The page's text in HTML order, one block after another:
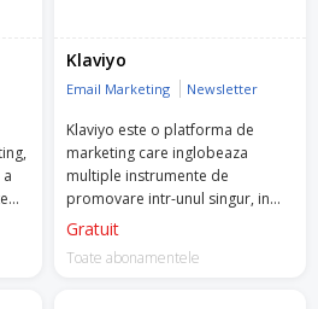
pop-up-uri, SMS-uri și notificări
push cu performanțe superioare
- rate de conversie cu până la
15% mai bune.
Menționează codul WELCOME500
echipei Retargeting pentru a te
bucura de 1 lună de Premium
Account Management (PAM)
gratuit. Acesta include asistență
Klaviyo
Email Marketing Newsletter
Klaviyo este o platforma de
marketing care inglobeaza
multiple instrumente de
promovare intr-unul singur, in
special email, recomandari
Gratuit
Toate abonamentele